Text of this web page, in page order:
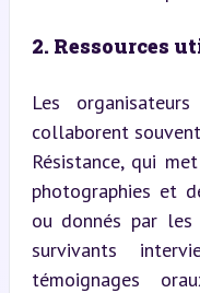
2. Ressources
Les
collaborent
Résistance, qui
photographies et
ou donnés par les
survivants
témoignages